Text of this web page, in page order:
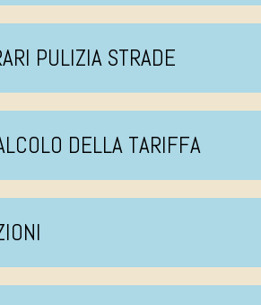
PULIZIA STRADE
DELLA TARIFFA